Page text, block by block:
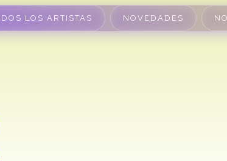
LOS ARTISTAS NOVEDADES